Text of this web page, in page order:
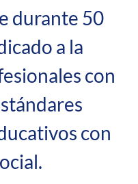
durante 50
a la
con
con